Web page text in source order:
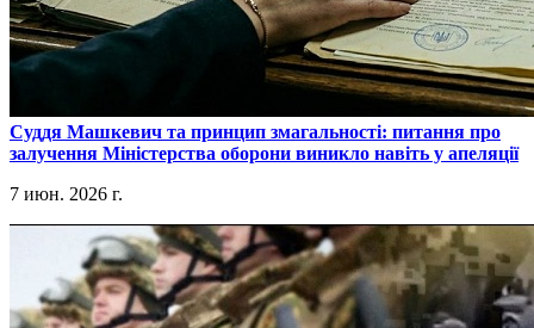
​Суддя Машкевич та принцип змагальності: питання про
залучення Міністерства оборони виникло навіть у апеляції
7 июн. 2026 г.